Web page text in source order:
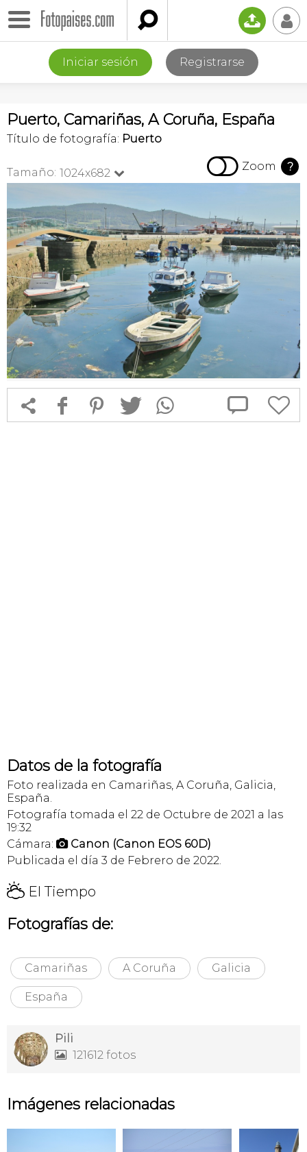
 📤 👤
Iniciar sesión Registrarse
Puerto, Camariñas, A Coruña, España
Título de fotografía: Puerto
Tamaño: 1024x682   Zoom ?
 f 1 T  
Datos de la fotografía
Foto realizada en Camariñas, A Coruña, Galicia,
España.
Fotografía tomada el 22 de Octubre de 2021 a las
19:32
Cámara:  Canon (Canon EOS 60D)
Publicada el día 3 de Febrero de 2022.
H El Tiempo
Fotografías de:
Camariñas A Coruña Galicia
España
Pili
 121612 fotos
Imágenes relacionadas